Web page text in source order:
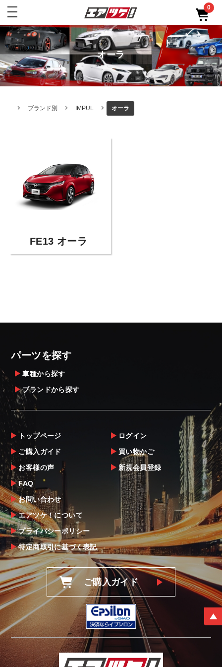
toggle
0
オーラ
ブランド別 IMPUL オーラ
FE13 オーラ
パーツを探す
車種から探す
ブランドから探す
トップページ
ご購入ガイド
お客様の声
FAQ
お問い合わせ
エアツケ！について
プライバシーポリシー
特定商取引に基づく表記
ログイン
買い物かご
新規会員登録
ご購入ガイド